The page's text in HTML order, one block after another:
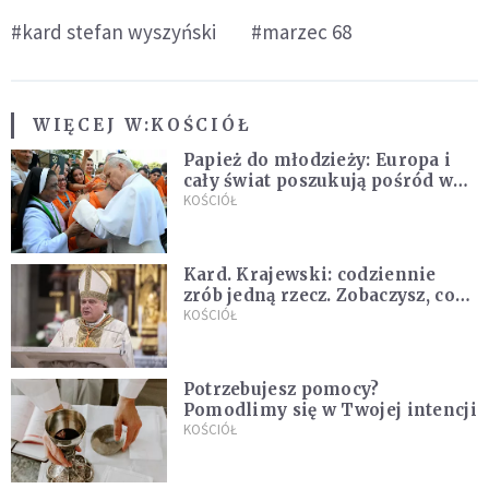
#kard stefan wyszyński #marzec 68
WIĘCEJ W:KOŚCIÓŁ
Papież do młodzieży: Europa i
cały świat poszukują pośród was
nowych świętych
KOŚCIÓŁ
Kard. Krajewski: codziennie
zrób jedną rzecz. Zobaczysz, co
stanie się z twoim życiem
KOŚCIÓŁ
Potrzebujesz pomocy?
Pomodlimy się w Twojej intencji
KOŚCIÓŁ